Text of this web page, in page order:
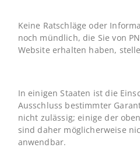
Keine Ratschläge oder
noch mündlich, die Sie von
Website erhalten haben,
In einigen Staaten ist die
Ausschluss bestimmter
nicht zulässig; einige der
sind daher möglicherweise
anwendbar.